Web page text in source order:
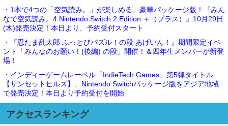
・1本で4つの「空気読み。」が楽しめる、豪華パッケージ版！『みん
なで空気読み。4 Nintendo Switch 2 Edition ＋（プラス）』10月29日
(木)発売決定！本日より、予約受付スタート
・『忍たま乱太郎 ふっとびパズル！の段 あげいん！』期間限定イベ
ント「みんなのお願い！(後編) の段」開催！＆四年生メンバーが新登
場！
・インディーゲームレーベル「IndieTech Games」第5弾タイトル
【サンセットヒルズ】、Nintendo Switchパッケージ版をアジア地域
で発売決定！本日より予約受付を開始
アクセスランキング